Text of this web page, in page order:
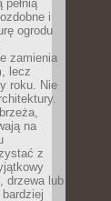
i
ogrodu
zamienia
lecz
roku. Nie
na
z
drzewa lub